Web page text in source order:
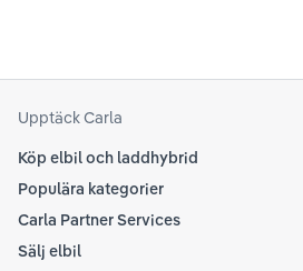
Upptäck Carla
Köp elbil och laddhybrid
Populära kategorier
Carla Partner Services
Sälj elbil